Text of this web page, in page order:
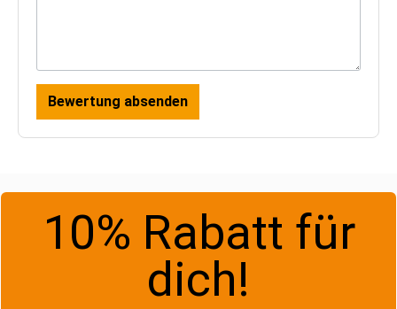
Bewertung absenden
10% Rabatt für
dich!